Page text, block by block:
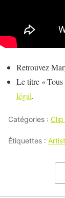
Retrouvez
Le titre « Tous
légal.
Catégories :
Étiquettes :